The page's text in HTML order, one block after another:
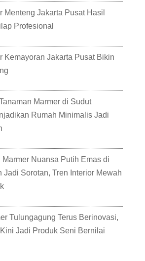
Menteng Jakarta Pusat Hasil
Profesional
Kemayoran Jakarta Pusat Bikin
Marmer di Sudut
Rumah Minimalis Jadi
Marmer Nuansa Putih Emas di
Jadi Sorotan, Tren Interior Mewah
Tulungagung Terus Berinovasi,
Jadi Produk Seni Bernilai